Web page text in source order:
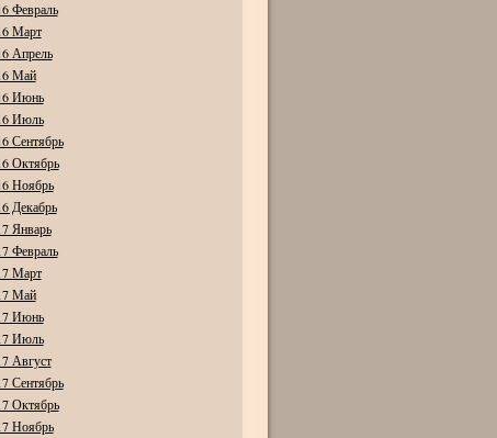
Февраль
Март
Апрель
Май
Июнь
Июль
Сентябрь
Октябрь
Ноябрь
Декабрь
Январь
Февраль
Март
Май
Июнь
Июль
Август
Сентябрь
Октябрь
Ноябрь